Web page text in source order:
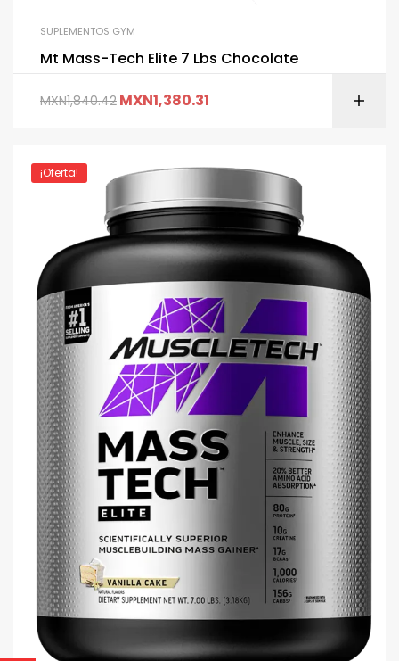
SUPLEMENTOS GYM
Mt Mass-Tech Elite 7 Lbs Chocolate
MXN1,840.42 MXN1,380.31
¡Oferta!